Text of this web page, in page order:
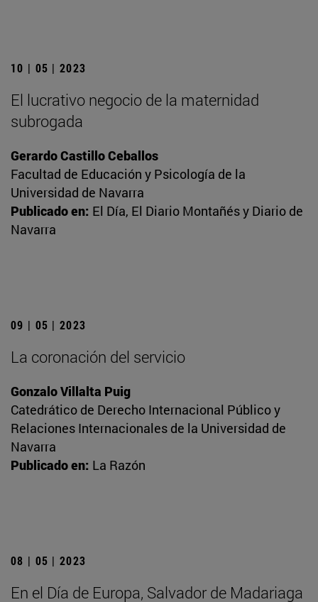
10 | 05 | 2023
El lucrativo negocio de la maternidad
subrogada
Gerardo Castillo Ceballos
Facultad de Educación y Psicología de la
Universidad de Navarra
Publicado en: El Día, El Diario Montañés y Diario de
Navarra
09 | 05 | 2023
La coronación del servicio
Gonzalo Villalta Puig
Catedrático de Derecho Internacional Público y
Relaciones Internacionales de la Universidad de
Navarra
Publicado en: La Razón
08 | 05 | 2023
En el Día de Europa, Salvador de Madariaga